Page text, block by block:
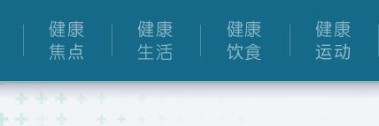
健康
焦点
健康
生活
健康
饮食
健康
运动